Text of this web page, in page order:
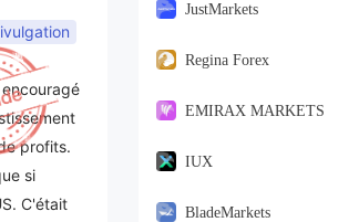
profits.
si
C'était
JustMarkets
Regina Forex
EMIRAX MARKETS
IUX
BladeMarkets